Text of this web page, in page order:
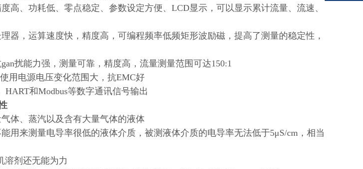
、功耗低、零点稳定、参数设定方便、LCD显示，可以显示累计流量、流速、
，运算速度快，精度高，可编程频率低频矩形波励磁，提高了测量的稳定性，
扰能力强，测量可靠，精度高，流量测量范围可达150:1
电源电压变化范围大，抗EMC好
和Modbus等数字通讯信号输出
、蒸汽以及含有大量气体的液体
来测量电导率很低的液体介质，被测液体介质的电导率无法低于5μS/cm，相当
剂还无能为力